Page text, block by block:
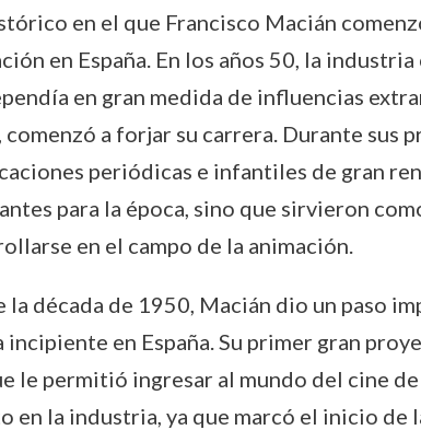
en el que Francisco Macián
en España. En los años 50, la
en gran medida de influencias
comenzó a forjar su carrera. Durante
periódicas e infantiles de gran
para la época, sino que sirvieron
en el campo de la animación.
la década de 1950, Macián dio un paso
incipiente en España. Su primer gran
le permitió ingresar al mundo del cine
en la industria, ya que marcó el inicio de